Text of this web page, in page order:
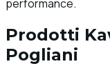
performance.
Prodotti
Pogliani